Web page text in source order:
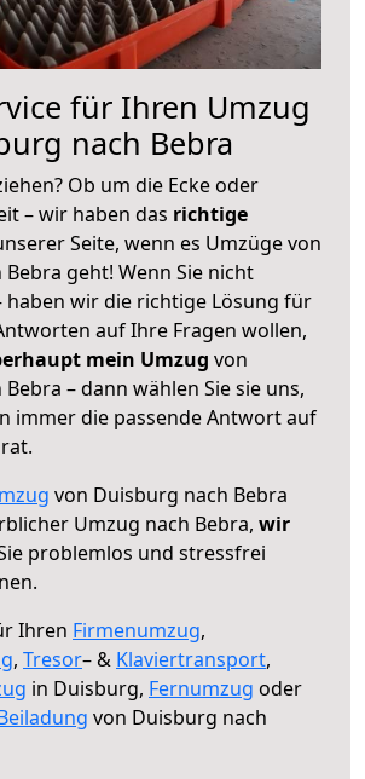
für Ihren Umzug
nach Bebra
Ob um die Ecke oder
– wir haben das richtige
Seite, wenn es Umzüge von
geht! Wenn Sie nicht
haben wir die richtige Lösung für
auf Ihre Fragen wollen,
mein Umzug von
– dann wählen Sie sie uns,
immer die passende Antwort auf
von Duisburg nach Bebra
Umzug nach Bebra, wir
problemlos und stressfrei
Ihren Firmenumzug,
, Tresor– & Klaviertransport,
in Duisburg, Fernumzug oder
von Duisburg nach